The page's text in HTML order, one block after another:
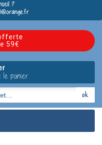
?
59€
le panier